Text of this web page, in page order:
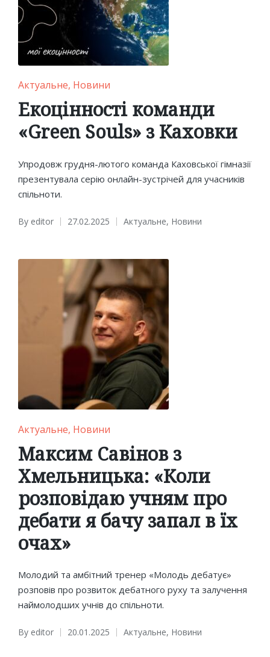
Posted
in
Актуальне Новини
Екоцінності команди
«Green Souls» з Каховки
Упродовж грудня-лютого команда Каховської гімназії
презентувала серію онлайн-зустрічей для учасників
спільноти.
Posted
By editor 27.02.2025
Posted
Актуальне, Новини
Posted
in
Актуальне Новини
Максим Савінов з
Хмельницька: «Коли
розповідаю учням про
дебати я бачу запал в їх
очах»
Молодий та амбітний тренер «Молодь дебатує»
розповів про розвиток дебатного руху та залучення
наймолодших учнів до спільноти.
Posted
By editor 20.01.2025
Posted
Актуальне, Новини